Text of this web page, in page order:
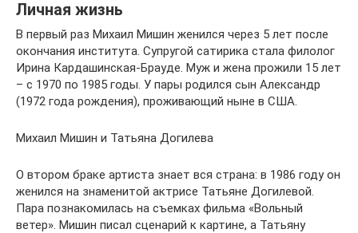
Личная жизнь
В первый раз Михаил Мишин женился через 5 лет после
окончания института. Супругой сатирика стала филолог
Ирина Кардашинская-Брауде. Муж и жена прожили 15 лет
– с 1970 по 1985 годы. У пары родился сын Александр
(1972 года рождения), проживающий ныне в США.
Михаил Мишин и Татьяна Догилева
О втором браке артиста знает вся страна: в 1986 году он
женился на знаменитой актрисе Татьяне Догилевой.
Пара познакомилась на съемках фильма «Вольный
ветер». Мишин писал сценарий к картине, а Татьяну